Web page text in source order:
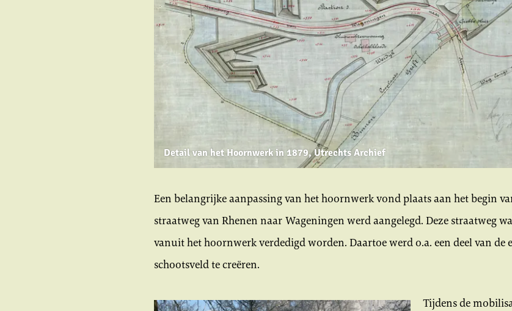
Detail van het Hoornwerk in 1879, Utrechts Archief
Een belangrijke aanpassing van het hoornwerk vond plaats aan het begin
straatweg van Rhenen naar Wageningen werd aangelegd. Deze straatweg
vanuit het hoornwerk verdedigd worden. Daartoe werd o.a. een deel van de
schootsveld te creëren.
Tijdens de